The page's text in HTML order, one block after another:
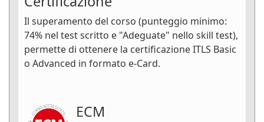
Il superamento del corso (punteggio minimo:
74% nel test scritto e "Adeguate" nello skill test),
permette di ottenere la certificazione ITLS Basic
o Advanced in formato e-Card.
ECM